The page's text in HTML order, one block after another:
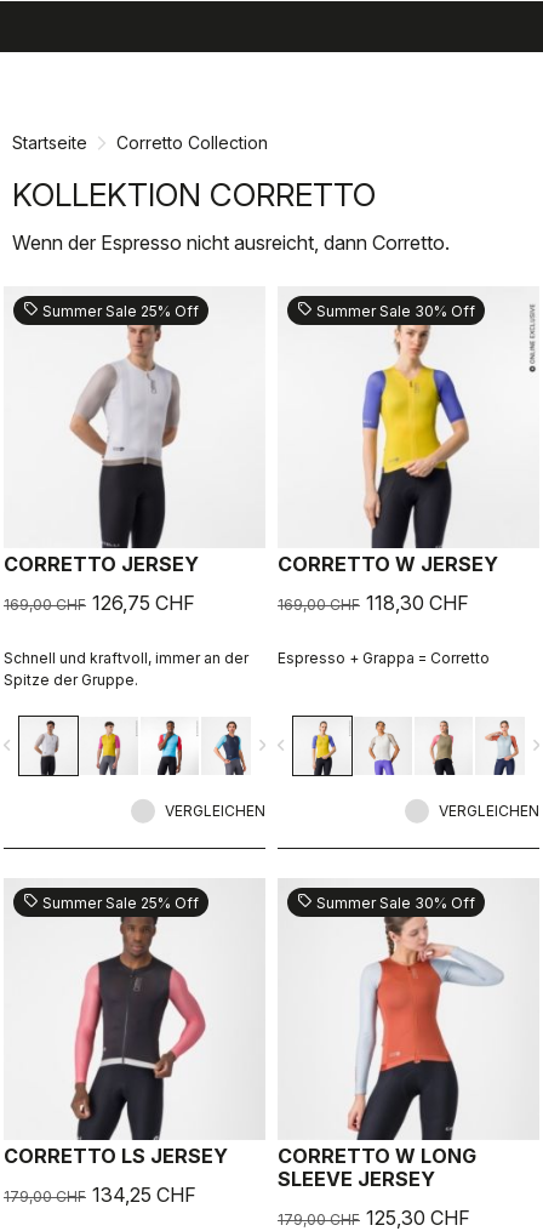
Startseite Corretto Collection
KOLLEKTION CORRETTO
Wenn der Espresso nicht ausreicht, dann Corretto.
sell Summer Sale 25% Off
CORRETTO JERSEY
169,00 CHF 126,75 CHF
Schnell und kraftvoll, immer an der
Spitze der Gruppe.
navigate_next
VERGLEICHEN
sell Summer Sale 30% Off
CORRETTO W JERSEY
169,00 CHF 118,30 CHF
Espresso + Grappa = Corretto
navigate_before
VERGLEICHEN
sell Summer Sale 25% Off
CORRETTO LS JERSEY
179,00 CHF 134,25 CHF
sell Summer Sale 30% Off
CORRETTO W LONG
SLEEVE JERSEY
179,00 CHF 125,30 CHF